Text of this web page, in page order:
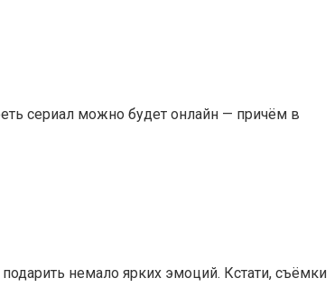
сериал можно будет онлайн — причём в
немало ярких эмоций. Кстати, съёмки